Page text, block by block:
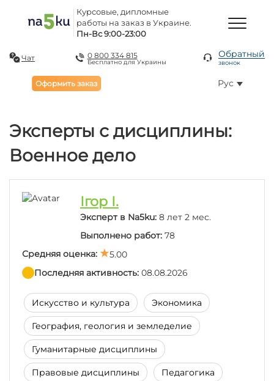
Курсовые, дипломные
работы на заказ в Украине.
Пн-Вс 9:00-23:00
Чат 0 800 334 815
Бесплатно для Украины
Обратный
звонок
Оформить заказ Рус
Эксперты с дисциплины:
Военное дело
Ігор І.
Эксперт в Na5ku: 8 лет 2 мес.
Выполнено работ: 78
Средняя оценка:
5.00
Последняя активность: 08.08.2026
Искусство и культура Экономика
География, геология и земледелие
Гуманитарные дисциплины
Правовые дисциплины Педагогика